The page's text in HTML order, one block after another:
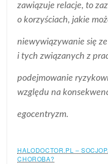
zawiązuje relacje, to
o korzyściach, jakie
niewywiązywanie się
i tych związanych z
podejmowanie
względu na
egocentryzm.
HALODOCTOR.PL –
CHOROBA?